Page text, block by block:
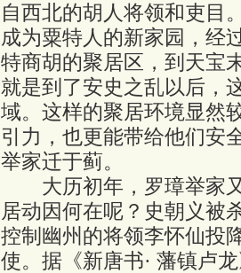
自西北的胡人将领和吏目
成为粟特人的新家园，经
特商胡的聚居区，到天宝
就是到了安史之乱以后，
域。这样的聚居环境显然
引力，也更能带给他们安
举家迁于蓟。
大历初年，罗璋举家又
居动因何在呢？史朝义被
控制幽州的将领李怀仙投
使。据《新唐书· 藩镇卢